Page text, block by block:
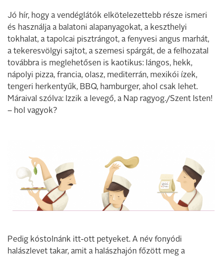
Jó hír, hogy a vendéglátók elkötelezettebb része ismeri
és használja a balatoni alapanyagokat, a keszthelyi
tokhalat, a tapolcai pisztrángot, a fenyvesi angus marhát,
a tekeresvölgyi sajtot, a szemesi spárgát, de a felhozatal
továbbra is meglehetősen is kaotikus: lángos, hekk,
nápolyi pizza, francia, olasz, mediterrán, mexikói ízek,
tengeri herkentyűk, BBQ, hamburger, ahol csak lehet.
Máraival szólva: Izzik a levegő, a Nap ragyog./Szent Isten!
– hol vagyok?
Pedig kóstolnánk itt-ott petyeket. A név fonyódi
halászlevet takar, amit a halászhajón főzött meg a